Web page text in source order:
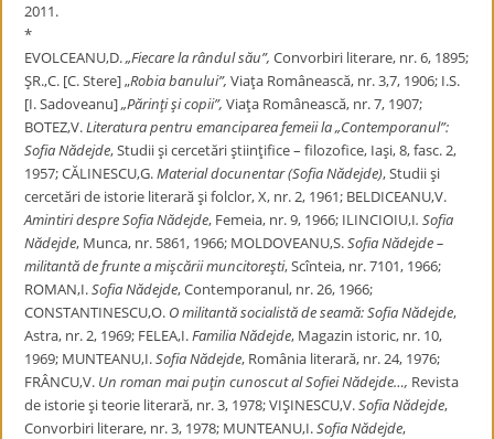
2011.
*
EVOLCEANU,D.„Fiecare la rândul său”, Convorbiri literare, nr. 6, 1895;
ŞR.,C. [C. Stere] „Robia banului”, Viaţa Românească, nr. 3,7, 1906; I.S.
[I. Sadoveanu]„Părinţi şi copii”, Viaţa Românească, nr. 7, 1907;
BOTEZ,V.Literatura pentru emanciparea femeii la „Contemporanul”:
SofiaNădejde, Studii şi cercetări ştiinţifice – filozofice, Iaşi, 8, fasc. 2,
1957; CĂLINESCU,G.Material docunentar (Sofia Nădejde), Studii şi
cercetări de istorie literară şi folclor, X, nr. 2, 1961; BELDICEANU,V.
Amintiri despre Sofia Nădejde, Femeia, nr. 9, 1966; ILINCIOIU,I. Sofia
Nădejde, Munca, nr. 5861, 1966; MOLDOVEANU,S.Sofia Nădejde –
militantă de frunte a mişcăriimuncitoreşti, Scînteia, nr. 7101, 1966;
ROMAN,I.Sofia Nădejde, Contemporanul, nr. 26, 1966;
CONSTANTINESCU,O. O militantă socialistă de seamă: Sofia Nădejde,
Astra, nr. 2, 1969; FELEA,I.Familia Nădejde, Magazin istoric, nr. 10,
1969; MUNTEANU,I.Sofia Nădejde, România literară, nr. 24, 1976;
FRÂNCU,V. Un roman mai puţin cunoscut al Sofiei Nădejde…, Revista
de istorie şi teorie literară, nr. 3, 1978; VIŞINESCU,V.Sofia Nădejde,
Convorbiri literare, nr. 3, 1978; MUNTEANU,I.Sofia Nădejde,